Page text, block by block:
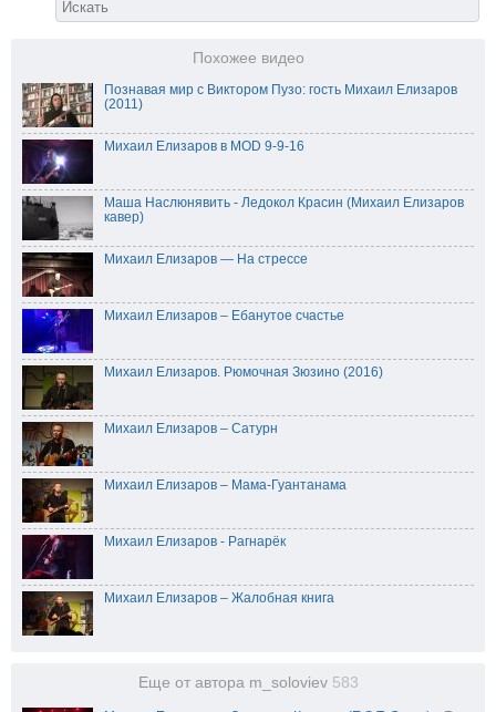
Похожее видео
Познавая мир с Виктором Пузо: гость Михаил Елизаров
(2011)
Михаил Елизаров в MOD 9-9-16
Маша Наслюнявить - Ледокол Красин (Михаил Елизаров
кавер)
Михаил Елизаров — На стрессе
Михаил Елизаров – Ебанутое счастье
Михаил Елизаров. Рюмочная Зюзино (2016)
Михаил Елизаров – Сатурн
Михаил Елизаров – Мама-Гуантанама
Михаил Елизаров - Рагнарёк
Михаил Елизаров – Жалобная книга
Еще от автора m_soloviev 583